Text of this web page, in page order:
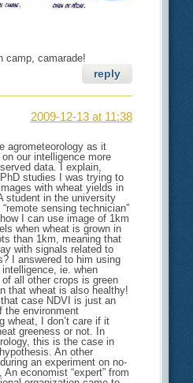
camp, camarade!
reply
2009-12-13 at 11:38
agrometeorology as it
our intelligence more
data. I explain,
studies I was trying to
with wheat yields in
student in the university
sensing technician”
I can use image of 1km
when wheat is grown in
than 1km, meaning that
with signals related to
I answered to him using
ie. when
all other crops is green
that wheat is also healthy!
that case NDVI is just an
the environment
wheat, I don’t care if it
greeness or not. In
this is the case in
An other
an experiment on no-
economist “expert” from